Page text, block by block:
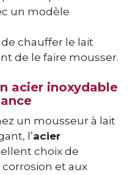
un modèle
chauffer le lait
de le faire mousser.
acier inoxydable
un mousseur à lait
l’acier
choix de
corrosion et aux